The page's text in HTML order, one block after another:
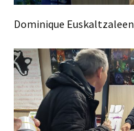
Dominique